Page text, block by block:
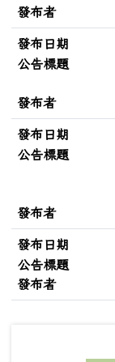
發布者
發布日期
公告標題
發布者
發布日期
公告標題
發布者
發布日期
公告標題
發布者